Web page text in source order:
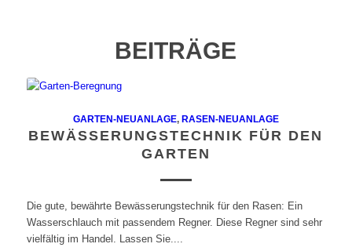
BEITRÄGE
GARTEN-NEUANLAGE, RASEN-NEUANLAGE
BEWÄSSERUNGSTECHNIK FÜR DEN
GARTEN
Die gute, bewährte Bewässerungstechnik für den Rasen: Ein
Wasserschlauch mit passendem Regner. Diese Regner sind sehr
vielfältig im Handel. Lassen Sie....